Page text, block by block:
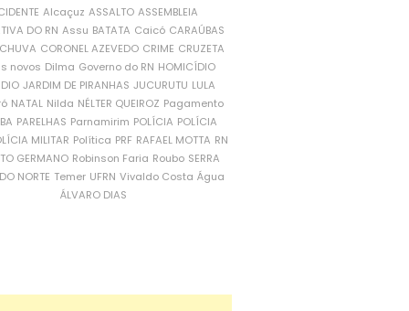
Alcaçuz ASSALTO ASSEMBLEIA
DO RN Assu BATATA Caicó CARAÚBAS
CORONEL AZEVEDO CRIME CRUZETA
novos Dilma Governo do RN HOMICÍDIO
JARDIM DE PIRANHAS JUCURUTU LULA
NATAL Nilda NÉLTER QUEIROZ Pagamento
PARELHAS Parnamirim POLÍCIA POLÍCIA
MILITAR Política PRF RAFAEL MOTTA RN
GERMANO Robinson Faria Roubo SERRA
NORTE Temer UFRN Vivaldo Costa Água
ÁLVARO DIAS